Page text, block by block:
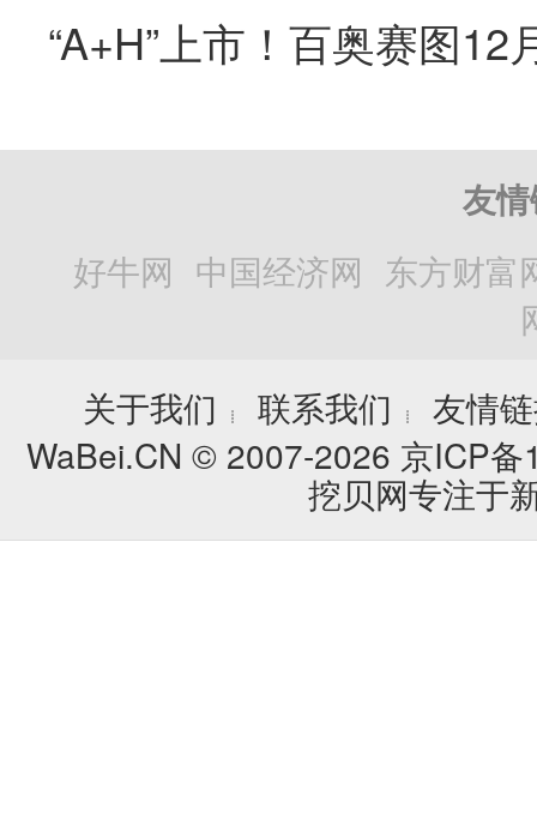
友
好牛网 中国经济网 东方财富
关于我们
┊ 联系我们 ┊
友情
WaBei.CN © 2007-2026 京ICP
挖贝网专注于